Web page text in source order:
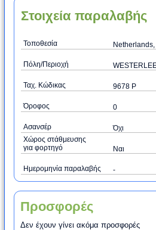
Στοιχεία παραλαβής
Τοποθεσία
Πόλη/Περιοχή
Ταχ. Κώδικας 9678 P
Όροφος 0
Ασανσέρ
Όχι
Χώρος στάθμευσης
για φορτηγό
Ναι
Ημερομηνία παραλαβής -
Προσφορές
Δεν έχουν γίνει ακόμα προσφορές